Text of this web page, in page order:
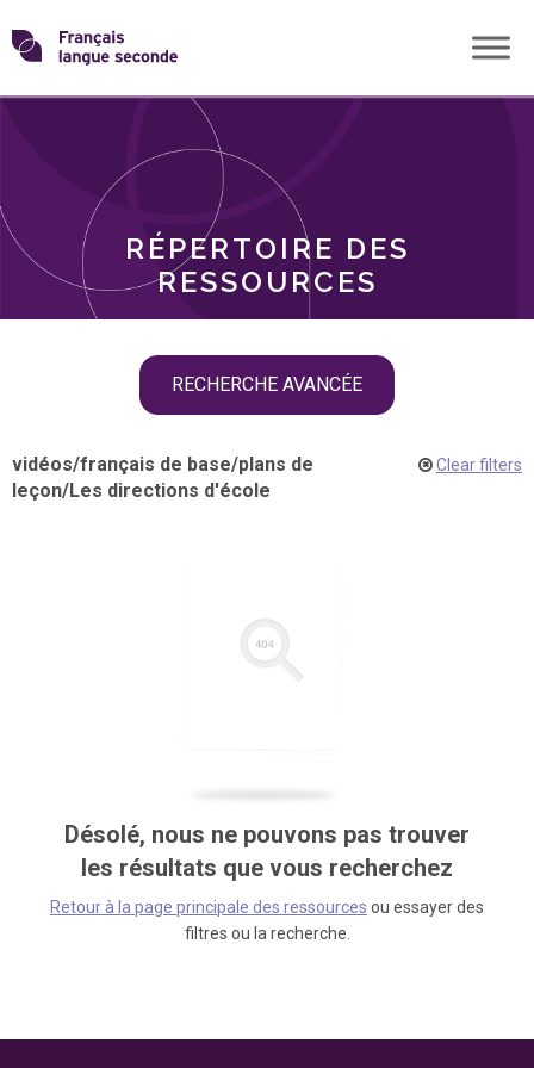
Skip
toTransformons
langue
RÉPERTOIRE DES
RESSOURCES
RECHERCHE AVANCÉE
THÈMES
vidéos/français de base/plans de
leçon/Les directions d'école
Clear filters
Désolé, nous ne pouvons pas trouver
les résultats que vous recherchez
Retour à la page principale des ressources ou essayer des
filtres ou la recherche.